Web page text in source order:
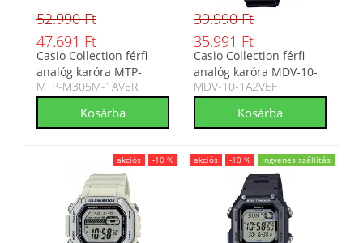
52.990 Ft
47.691 Ft
Casio Collection férfi
analóg karóra MTP-
M305M-1AVER
MTP-M305M-1AVER
39.990 Ft
35.991 Ft
Casio Collection férfi
analóg karóra MDV-10-
1A2VEF
MDV-10-1A2VEF
akciós -10 % akciós -10 % ingyenes szállítás